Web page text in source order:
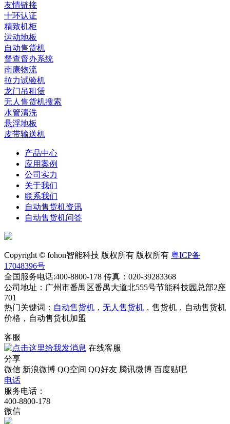
友情链接
十环认证
精致机柜
运动地板
自动售货机
督查督办系统
南康物流
拉力试验机
龙门吊租赁
无人售货机搜索
水管清洗
悬浮地板
皮带输送机
产品中心
应用案例
公司实力
关于我们
联系我们
自动售货机资讯
自动售货机问答
Copyright © fohon智能科技 版权所有 版权所有 粤ICP备
17048396号
全国服务电话:400-8800-178 传真：020-39283368
公司地址：广州市番禺区番禺大道北555号节能科技园总部2座
701
热门关键词： 自动售货机 ， 无人售货机 ，售货机，自动售货机
价格，自动售货机加盟
客服
在线客服
分享
微信 新浪微博 QQ空间 QQ好友 腾讯微博 百度贴吧
电话
服务电话：
400-8800-178
微信